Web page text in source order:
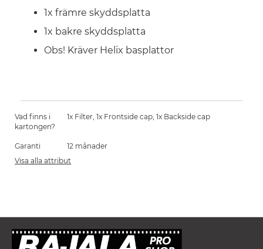
1x främre skyddsplatta
1x bakre skyddsplatta
Obs! Kräver Helix basplattor
Vad finns i
kartongen?
1x Filter, 1x Frontside cap, 1x Backside cap
Garanti
12 månader
Visa alla attribut